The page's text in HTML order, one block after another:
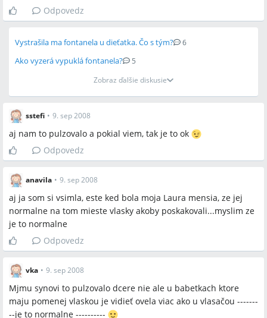
Odpovedz
Vystrašila ma fontanela u dieťatka. Čo s tým? 6
Ako vyzerá vypuklá fontanela?
5
Zobraz ďalšie diskusie
sstefi • 9. sep 2008
aj nam to pulzovalo a pokial viem, tak je to ok
Odpovedz
anavila • 9. sep 2008
aj ja som si vsimla, este ked bola moja Laura mensia, ze jej
normalne na tom mieste vlasky akoby poskakovali...myslim ze
je to normalne
Odpovedz
vka • 9. sep 2008
Mjmu synovi to pulzovalo dcere nie ale u babetkach ktore
maju pomenej vlaskou je vidieť ovela viac ako u vlasačou -------
--je to normalne ----------